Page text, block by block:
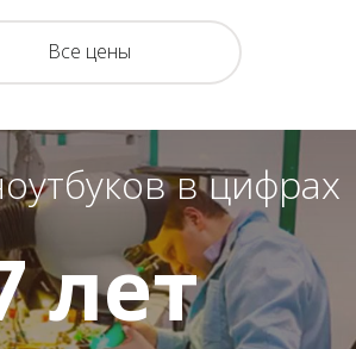
Все цены
в цифрах
лет